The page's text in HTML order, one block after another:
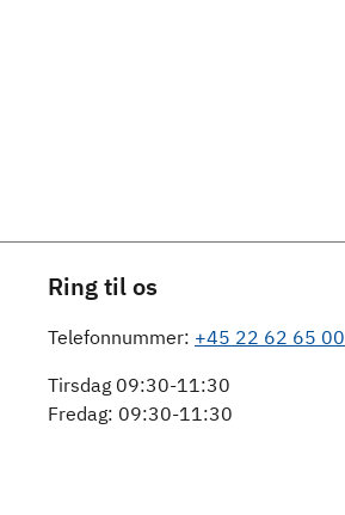
Ring til os
Telefonnummer: +45 22 62 65 00
Tirsdag 09:30-11:30
Fredag: 09:30-11:30